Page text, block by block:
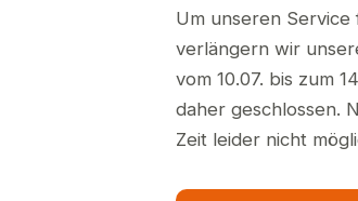
Um unseren
verlängern wir
vom 10.07. bis zum
daher geschlossen.
Zeit leider nicht